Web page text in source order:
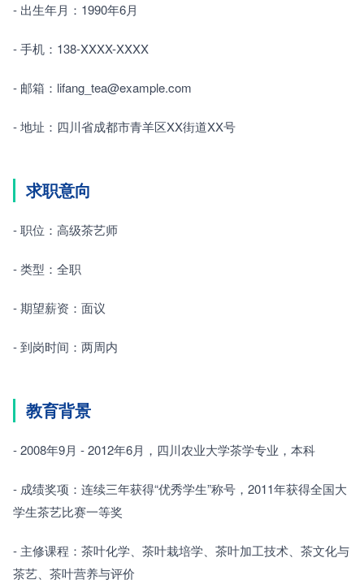
- 出生年月：1990年6月
- 手机：138-XXXX-XXXX
- 邮箱：lifang_tea@example.com
- 地址：四川省成都市青羊区XX街道XX号
求职意向
- 职位：高级茶艺师
- 类型：全职
- 期望薪资：面议
- 到岗时间：两周内
教育背景
- 2008年9月 - 2012年6月，四川农业大学茶学专业，本科
- 成绩奖项：连续三年获得“优秀学生”称号，2011年获得全国大
学生茶艺比赛一等奖
- 主修课程：茶叶化学、茶叶栽培学、茶叶加工技术、茶文化与
茶艺、茶叶营养与评价